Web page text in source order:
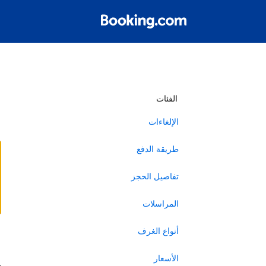
الفئات
الإلغاءات
طريقة الدفع
تفاصيل الحجز
المراسلات
أنواع الغرف
الأسعار